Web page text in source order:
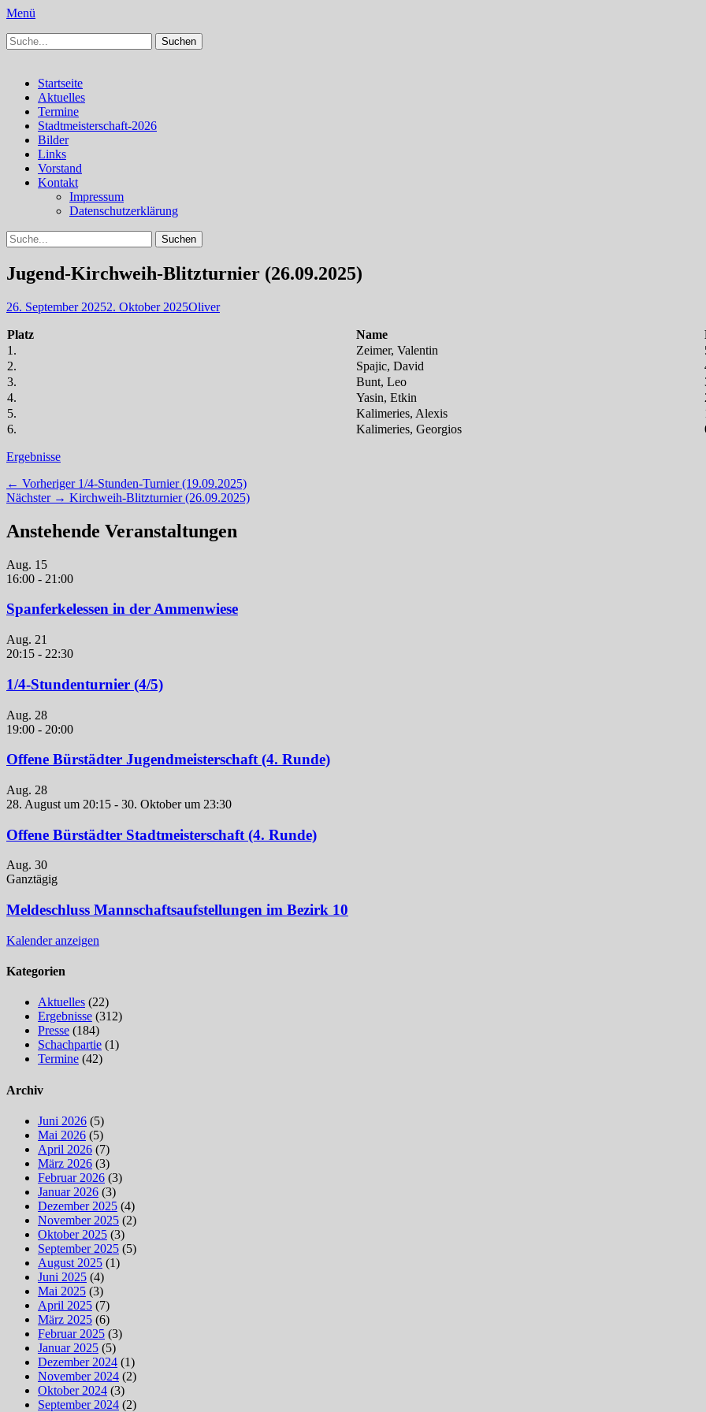
Menü
Schachfreunde Bürstadt
Schachfreunde im Web
Suchen
nach:
Primäres
Menü
Zum
Inhalt
springen
Startseite
Aktuelles
Termine
Stadtmeisterschaft-2026
Bilder
Links
Vorstand
Kontakt
Impressum
Datenschutzerklärung
Suchen
Suchen
nach:
Jugend-Kirchweih-Blitzturnier (26.09.2025)
Veröffentlicht
26. September 20252. Oktober 2025Autor
Oliver
Platz Name
1.
Zeimer, Valentin
2.
Spajic, David
3.
Bunt, Leo
4.
Yasin, Etkin
5.
Kalimeries, Alexis
6.
Kalimeries, Georgios
Kategorien
Ergebnisse
Beitragsnavigation
← Vorheriger Vorheriger
Beitrag:
1/4-Stunden-Turnier (19.09.2025)
Nächster → Nächster
Kirchweih-Blitzturnier (26.09.2025)
Anstehende Veranstaltungen
Aug. 15
16:00 - 21:00
Spanferkelessen in der Ammenwiese
Aug. 21
20:15 - 22:30
1/4-Stundenturnier (4/5)
Aug. 28
19:00 - 20:00
Offene Bürstädter Jugendmeisterschaft (4. Runde)
Aug. 28
28. August um 20:15 - 30. Oktober um 23:30
Offene Bürstädter Stadtmeisterschaft (4. Runde)
Aug. 30
Ganztägig
Meldeschluss Mannschaftsaufstellungen im Bezirk 10
Kalender anzeigen
Kategorien
Aktuelles (22)
Ergebnisse (312)
Presse (184)
Schachpartie (1)
Termine (42)
Archiv
Juni 2026 (5)
Mai 2026 (5)
April 2026 (7)
März 2026 (3)
Februar 2026 (3)
Januar 2026 (3)
Dezember 2025 (4)
November 2025 (2)
Oktober 2025 (3)
September 2025 (5)
August 2025 (1)
Juni 2025 (4)
Mai 2025 (3)
April 2025 (7)
März 2025 (6)
Februar 2025 (3)
Januar 2025 (5)
Dezember 2024 (1)
November 2024 (2)
Oktober 2024 (3)
September 2024 (2)